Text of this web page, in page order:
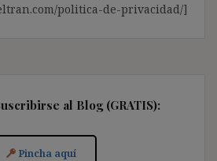
politica-de-privacidad/]
al Blog (GRATIS):
Pincha aquí